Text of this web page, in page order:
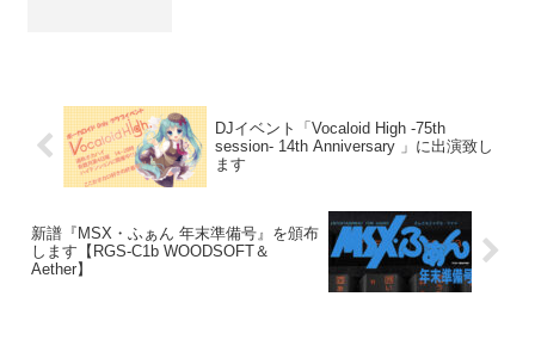
DJイベント「Vocaloid High -75th
session- 14th Anniversary 」に出演致し
ます
新譜『MSX・ふぁん 年末準備号』を頒布
します【RGS-C1b WOODSOFT＆
Aether】